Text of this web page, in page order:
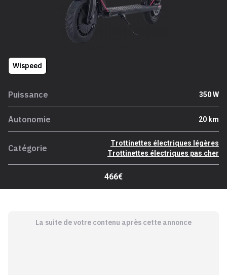
Wispeed
Puissance 350 W
Autonomie 20 km
Catégorie
Trottinettes électriques légères
Trottinettes électriques pas cher
466€
La suite de votre contenu après cette annonce